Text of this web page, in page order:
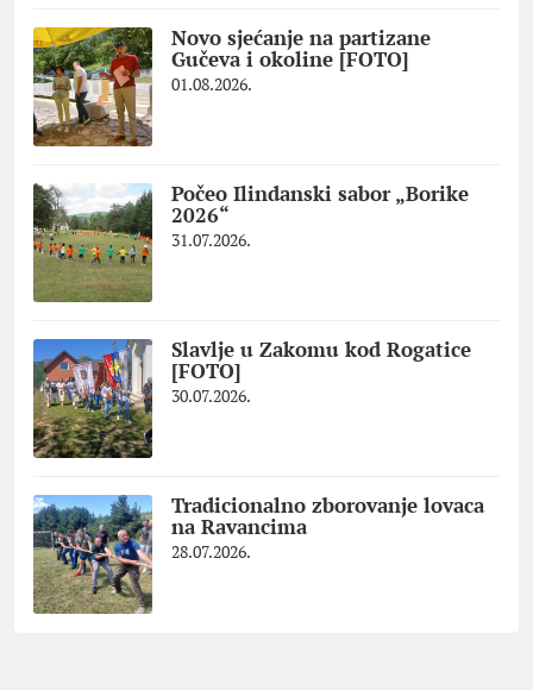
Novo sjećanje na partizane
Gučeva i okoline [FOTO]
01.08.2026.
Počeo Ilindanski sabor „Borike
2026“
31.07.2026.
Slavlje u Zakomu kod Rogatice
[FOTO]
30.07.2026.
Tradicionalno zborovanje lovaca
na Ravancima
28.07.2026.